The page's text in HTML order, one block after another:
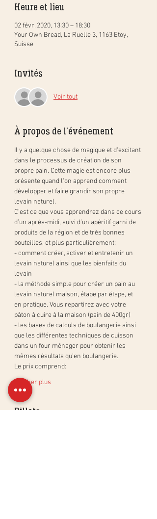
Heure et lieu
02 févr. 2020, 13:30 – 18:30
Your Own Bread, La Ruelle 3, 1163 Etoy,
Suisse
Invités
Voir tout
À propos de l'événement
Il y a quelque chose de magique et d'excitant
dans le processus de création de son
propre pain. Cette magie est encore plus
présente quand l'on apprend comment
développer et faire grandir son propre
levain naturel.
C'est ce que vous apprendrez dans ce cours
d’un après-midi, suivi d’un apéritif garni de
produits de la région et de très bonnes
bouteilles, et plus particulièrement:
- comment créer, activer et entretenir un
levain naturel ainsi que les bienfaits du
levain
- la méthode simple pour créer un pain au
levain naturel maison, étape par étape, et
en pratique. Vous repartirez avec votre
pâton à cuire à la maison (pain de 400gr)
- les bases de calculs de boulangerie ainsi
que les différentes techniques de cuisson
dans un four ménager pour obtenir les
mêmes résultats qu'en boulangerie.
Le prix comprend:
Afficher plus
Billets